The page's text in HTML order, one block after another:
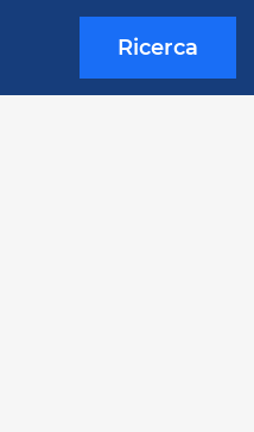
Ricerca